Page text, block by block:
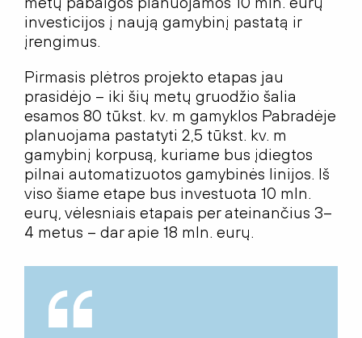
investicijos į naują gamybinį pastatą ir
įrengimus.
Pirmasis plėtros projekto etapas jau
prasidėjo – iki šių metų gruodžio šalia
esamos 80 tūkst. kv. m gamyklos Pabradėje
planuojama pastatyti 2,5 tūkst. kv. m
gamybinį korpusą, kuriame bus įdiegtos
pilnai automatizuotos gamybinės linijos. Iš
viso šiame etape bus investuota 10 mln.
eurų, vėlesniais etapais per ateinančius 3–
4 metus – dar apie 18 mln. eurų.